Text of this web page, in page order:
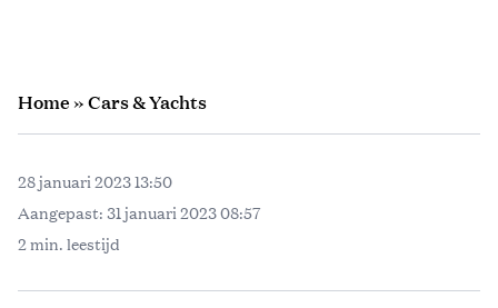
Home»Cars & Yachts
28 januari 2023 13:50
Aangepast: 31 januari 2023 08:57
2 min. leestijd